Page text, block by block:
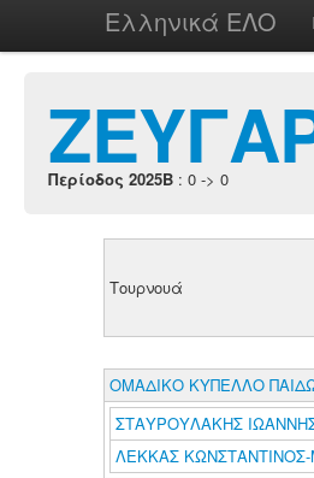
Ελληνικά ΕΛΟ
Περίοδος 2025B : 0 -> 0
Τουρνουά
ΟΜΑΔΙΚΟ ΚΥΠΕΛΛΟ
ΣΤΑΥΡΟΥΛΑΚΗΣ
ΛΕΚΚΑΣ